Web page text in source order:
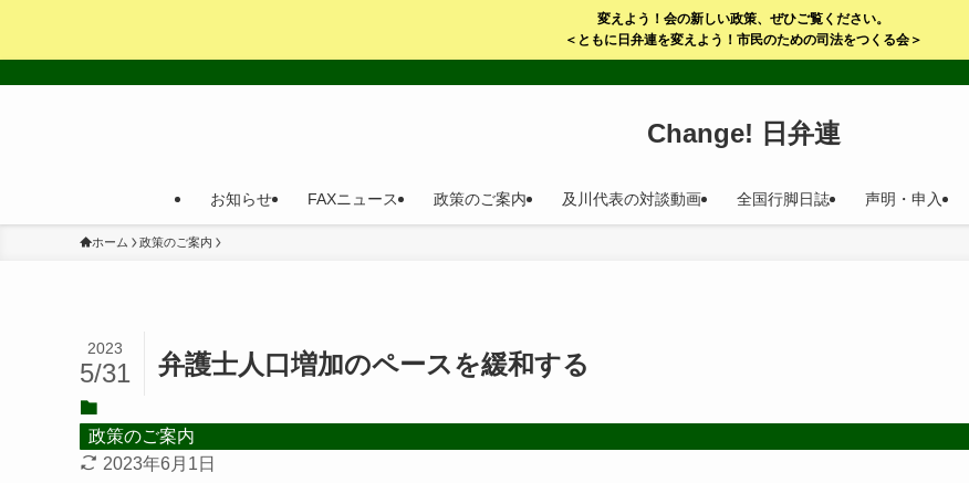
変えよう！会の新しい政策、ぜひご覧ください。
＜ともに日弁連を変えよう！市民のための司法をつくる会＞
Change! 日弁連
お知らせ FAXニュース 政策のご案内 及川代表の対談動画 全国行脚日誌 声明・申入
ホーム 政策のご案内
弁護士人口増加のペースを緩和する
2023
5/31
政策のご案内
2023年6月1日